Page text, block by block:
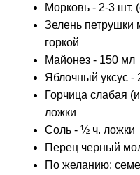
Морковь - 2-3 шт.
Зелень петрушки
горкой
Майонез - 150 мл
Яблочный уксус -
Горчица слабая
ложки
Соль - ½ ч. ложки
Перец черный
По желанию: